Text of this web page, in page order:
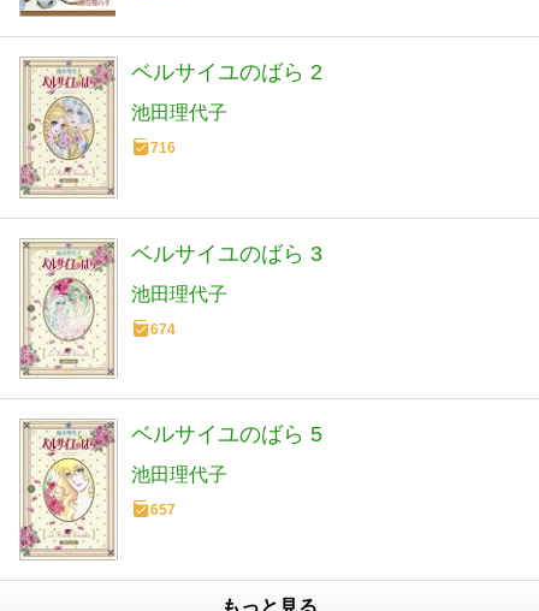
ベルサイユのばら 2
池田理代子
716
ベルサイユのばら 3
池田理代子
674
ベルサイユのばら 5
池田理代子
657
もっと見る